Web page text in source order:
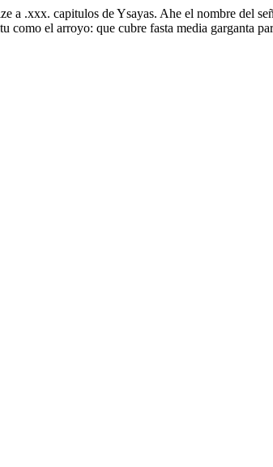
a .xxx. capitulos de Ysayas. Ahe el nombre del
como el arroyo: que cubre fasta media garganta